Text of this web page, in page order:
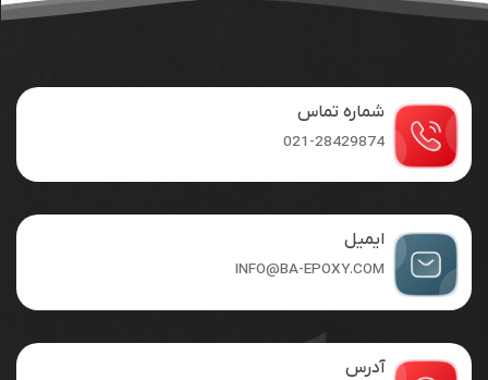
گزینه
ها
است
صفحه
انتخاب
شماره تماس
021-28429874
ایمیل
INFO@BA-EPOXY.COM
آدرس